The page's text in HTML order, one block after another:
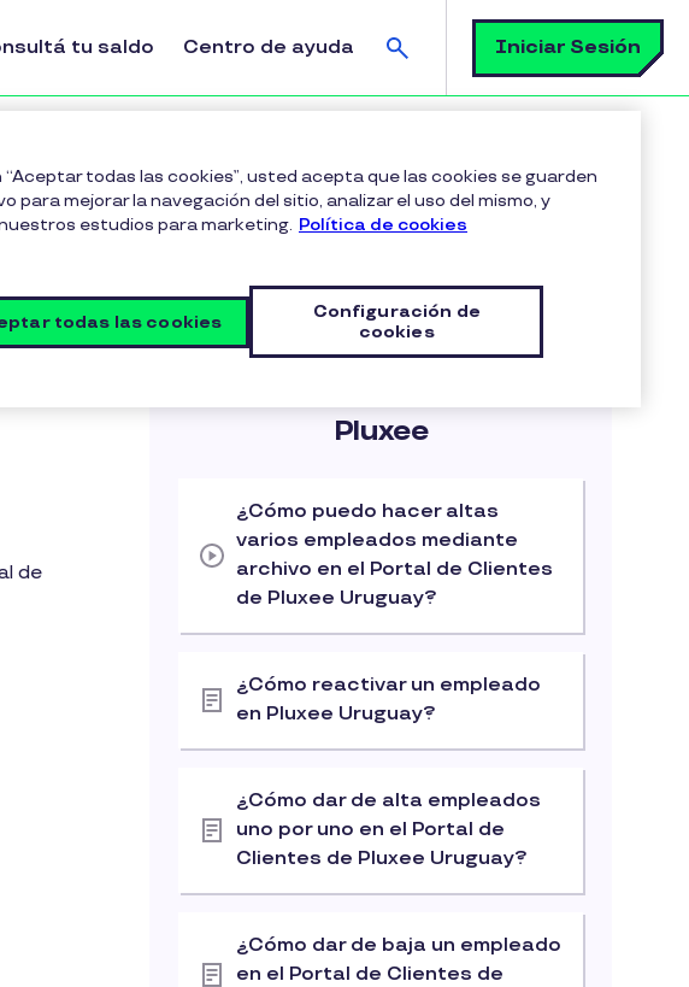
tu saldo Centro de ayuda
Buscar
Iniciar Sesión
del Portal de Clientes?
de
Articulos en esta categoria
Pluxee
¿Cómo puedo hacer altas
varios empleados mediante
archivo en el Portal de Clientes
de Pluxee Uruguay?
¿Cómo reactivar un empleado
en Pluxee Uruguay?
¿Cómo dar de alta empleados
uno por uno en el Portal de
Clientes de Pluxee Uruguay?
¿Cómo dar de baja un empleado
en el Portal de Clientes de
“Aceptar todas las cookies”, usted acepta que las cookies se guarden
para mejorar la navegación del sitio, analizar el uso del mismo, y
estudios para marketing. Política de cookies
Configuración de
cookies
todas las cookies